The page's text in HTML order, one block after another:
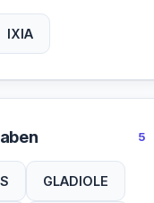
IXIA
5
GLADIOLE